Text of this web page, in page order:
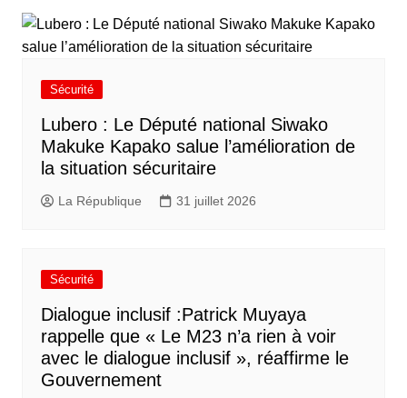
Sécurité
Lubero : Le Député national Siwako
Makuke Kapako salue l’amélioration de
la situation sécuritaire
La République 31 juillet 2026
Sécurité
Dialogue inclusif :Patrick Muyaya
rappelle que « Le M23 n’a rien à voir
avec le dialogue inclusif », réaffirme le
Gouvernement